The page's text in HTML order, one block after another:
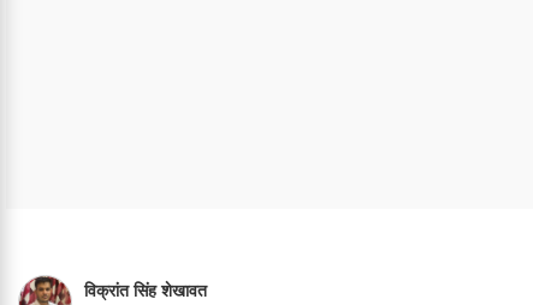
विक्रांत सिंह शेखावत